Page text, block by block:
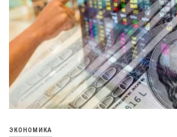
ЭКОНОМИКА